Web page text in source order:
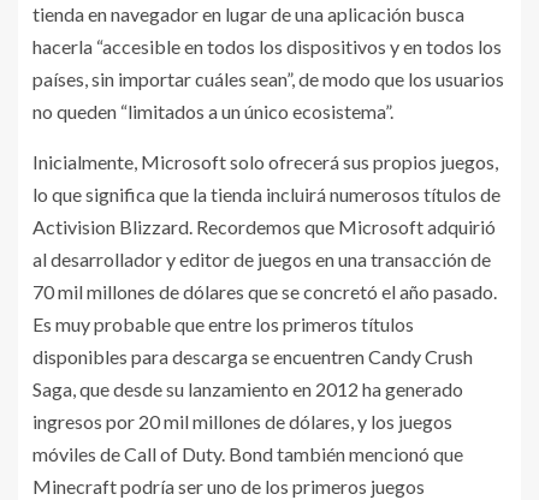
tienda en navegador en lugar de una aplicación busca
hacerla “accesible en todos los dispositivos y en todos los
países, sin importar cuáles sean”, de modo que los usuarios
no queden “limitados a un único ecosistema”.
Inicialmente, Microsoft solo ofrecerá sus propios juegos,
lo que significa que la tienda incluirá numerosos títulos de
Activision Blizzard. Recordemos que Microsoft adquirió
al desarrollador y editor de juegos en una transacción de
70 mil millones de dólares que se concretó el año pasado.
Es muy probable que entre los primeros títulos
disponibles para descarga se encuentren Candy Crush
Saga, que desde su lanzamiento en 2012 ha generado
ingresos por 20 mil millones de dólares, y los juegos
móviles de Call of Duty. Bond también mencionó que
Minecraft podría ser uno de los primeros juegos